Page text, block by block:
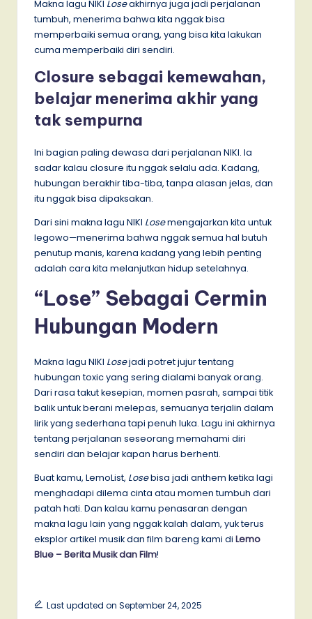
Makna lagu NIKI Loseakhirnya juga jadi perjalanan
tumbuh, menerima bahwa kita nggak bisa
memperbaiki semua orang, yang bisa kita lakukan
cuma memperbaiki diri sendiri.
Closure sebagai kemewahan,
belajar menerima akhir yang
tak sempurna
Ini bagian paling dewasa dari perjalanan NIKI. Ia
sadar kalau closure itu nggak selalu ada. Kadang,
hubungan berakhir tiba-tiba, tanpa alasan jelas, dan
itu nggak bisa dipaksakan.
Dari sini makna lagu NIKI Losemengajarkan kita untuk
legowo—menerima bahwa nggak semua hal butuh
penutup manis, karena kadang yang lebih penting
adalah cara kita melanjutkan hidup setelahnya.
“Lose” Sebagai Cermin
Hubungan Modern
Makna lagu NIKI Losejadi potret jujur tentang
hubungan toxic yang sering dialami banyak orang.
Dari rasa takut kesepian, momen pasrah, sampai titik
balik untuk berani melepas, semuanya terjalin dalam
lirik yang sederhana tapi penuh luka. Lagu ini akhirnya
tentang perjalanan seseorang memahami diri
sendiri dan belajar kapan harus berhenti.
Buat kamu, LemoList, Losebisa jadi anthem ketika lagi
menghadapi dilema cinta atau momen tumbuh dari
patah hati. Dan kalau kamu penasaran dengan
makna lagu lain yang nggak kalah dalam, yuk terus
eksplor artikel musik dan film bareng kami di Lemo
Blue – Berita Musik dan Film!
Last updated on September 24, 2025